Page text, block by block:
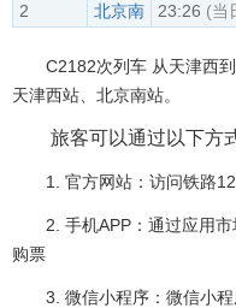
2
北京南 23:26 (当
C2182次列车 从天津西
天津西站、北京南站。
旅客可以通过以下方
1. 官方网站：访问铁路
2. 手机APP：通过应用
购票
3. 微信小程序：微信小